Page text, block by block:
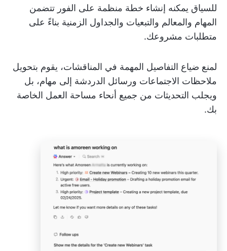
للسياق يمكنه إنشاء خطة منظمة على الفور تتضمن
المهام والمعالم والتبعيات والجداول الزمنية بناءً على
متطلبات مشروعك.
لمنع ضياع التفاصيل المهمة في المناقشات، يقوم بتحويل
ملاحظات الاجتماعات ورسائل الدردشة إلى مهام، بل
ويجلب التحديثات من جميع أنحاء مساحة العمل الخاصة
بك.